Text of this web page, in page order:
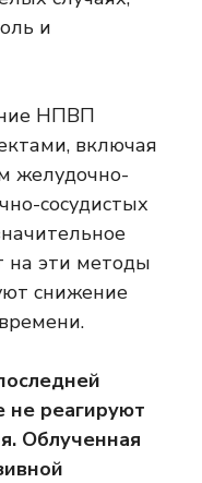
и
НПВП
включая
желудочно-
сосудистых
на эти методы
снижение
не реагируют
Облученная